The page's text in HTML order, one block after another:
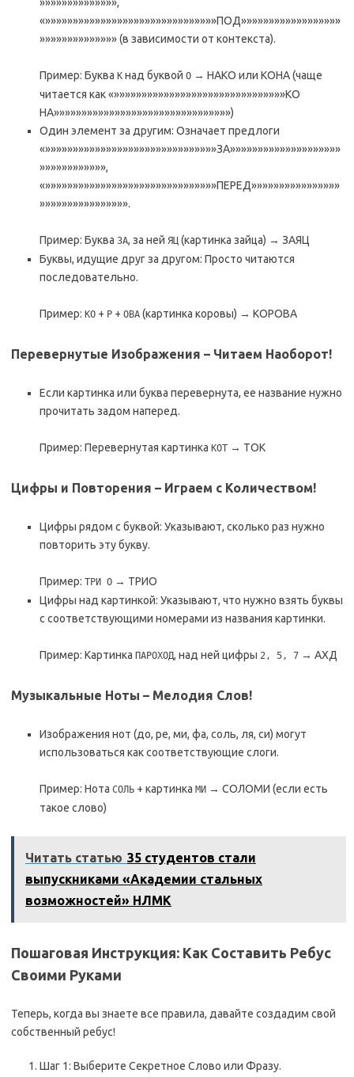
«»»»»»»»»»»»»»»»»»»»»»»»»»»»»»»»ПОД»»»»»»»»»»»»»»»»»»
»»»»»»»»»»»»»» (в зависимости от контекста).
Пример: Буква К над буквой О → НАКО или КОНА (чаще
читается как «»»»»»»»»»»»»»»»»»»»»»»»»»»»»»»»КО
НА»»»»»»»»»»»»»»»»»»»»»»»»»»»»»»»»)
Один элемент за другим: Означает предлоги
«»»»»»»»»»»»»»»»»»»»»»»»»»»»»»»»ЗА»»»»»»»»»»»»»»»»»»»»
»»»»»»»»»»»»,
«»»»»»»»»»»»»»»»»»»»»»»»»»»»»»»»ПЕРЕД»»»»»»»»»»»»»»»»
»»»»»»»»»»»»»»»».
Пример: Буква ЗА, за ней ЯЦ (картинка зайца) → ЗАЯЦ
Буквы, идущие друг за другом: Просто читаются
последовательно.
Пример: КО + Р + ОВА (картинка коровы) → КОРОВА
Перевернутые Изображения – Читаем Наоборот!
Если картинка или буква перевернута, ее название нужно
прочитать задом наперед.
Пример: Перевернутая картинка КОТ → ТОК
Цифры и Повторения – Играем с Количеством!
Цифры рядом с буквой: Указывают, сколько раз нужно
повторить эту букву.
Пример: ТРИ О → ТРИО
Цифры над картинкой: Указывают, что нужно взять буквы
с соответствующими номерами из названия картинки.
Пример: Картинка ПАРОХОД, над ней цифры 2, 5, 7 → АХД
Музыкальные Ноты – Мелодия Слов!
Изображения нот (до, ре, ми, фа, соль, ля, си) могут
использоваться как соответствующие слоги.
Пример: Нота СОЛЬ + картинка МИ → СОЛОМИ (если есть
такое слово)
Читать статью 35 студентов стали
выпускниками «Академии стальных
возможностей» НЛМК
Пошаговая Инструкция: Как Составить Ребус
Своими Руками
Теперь, когда вы знаете все правила, давайте создадим свой
собственный ребус!
Шаг 1: Выберите Секретное Слово или Фразу.